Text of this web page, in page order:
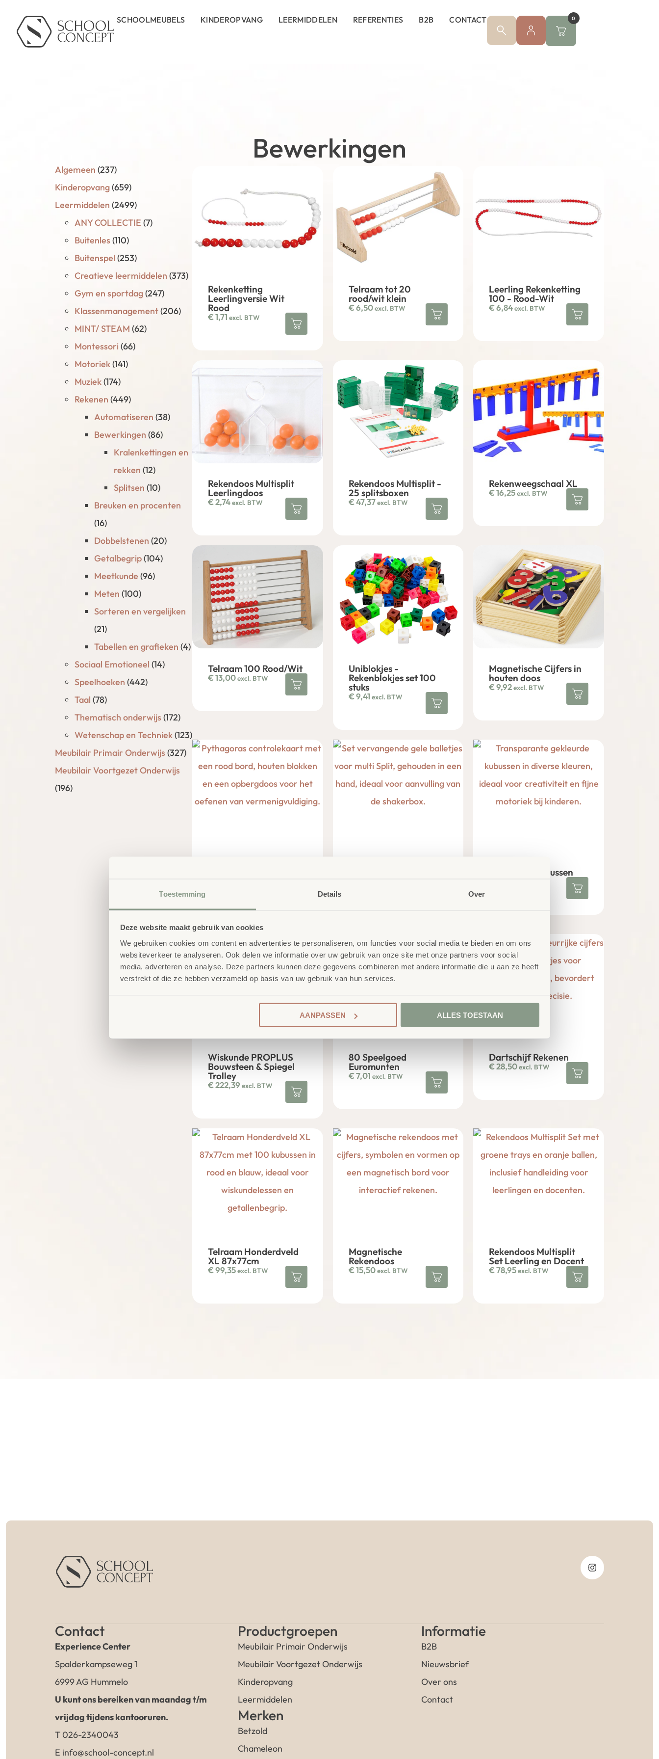
Toestemming Details Over
Deze website maakt gebruik van cookies
We gebruiken cookies om content en advertenties te personaliseren, om functies voor social media te bieden en om ons
websiteverkeer te analyseren. Ook delen we informatie over uw gebruik van onze site met onze partners voor social
media, adverteren en analyse. Deze partners kunnen deze gegevens combineren met andere informatie die u aan ze heeft
verstrekt of die ze hebben verzameld op basis van uw gebruik van hun services.
AANPASSEN ALLES TOESTAAN
SCHOOLMEUBELS KINDEROPVANG LEERMIDDELEN REFERENTIES B2B CONTACT 0
Bewerkingen
Algemeen (237)
Kinderopvang(659)
Leermiddelen (2499)
ANY COLLECTIE (7)
Buitenles(110)
Buitenspel (253)
Creatieve leermiddelen (373)
Gym en sportdag(247)
Klassenmanagement(206)
MINT/ STEAM (62)
Montessori(66)
Motoriek(141)
Muziek(174)
Rekenen (449)
Automatiseren (38)
Bewerkingen (86)
Kralenkettingen en
rekken (12)
Splitsen (10)
Breuken en procenten
(16)
Dobbelstenen (20)
Getalbegrip(104)
Meetkunde (96)
Meten (100)
Sorteren en vergelijken
(21)
Tabellen en grafieken (4)
Sociaal Emotioneel (14)
Speelhoeken (442)
Taal (78)
Thematisch onderwijs (172)
Wetenschap en Techniek(123)
Meubilair Primair Onderwijs (327)
Meubilair Voortgezet Onderwijs
(196)
Rekenketting
Leerlingversie Wit
Rood
€1,71 excl. BTW
Telraam tot 20
rood/wit klein
€6,50excl. BTW
Leerling Rekenketting
100 - Rood-Wit
€6,84excl. BTW
Rekendoos Multisplit
Leerlingdoos
€2,74excl. BTW
Rekendoos Multisplit -
25 splitsboxen
€47,37excl. BTW
Rekenweegschaal XL
€16,25excl. BTW
Telraam 100 Rood/Wit
€13,00excl. BTW
Uniblokjes -
Rekenblokjes set 100
stuks
€9,41 excl. BTW
Magnetische Cijfers in
houten doos
€9,92excl. BTW
Gekleurde Kubussen
Wiskunde PROPLUS
Bouwsteen & Spiegel
Trolley
€222,39 excl. BTW
80 Speelgoed
Euromunten
€7,01 excl. BTW
Dartschijf Rekenen
€28,50excl. BTW
Telraam Honderdveld
XL 87x77cm
€99,35excl. BTW
Magnetische
Rekendoos
€15,50excl. BTW
Rekendoos Multisplit
Set Leerling en Docent
€78,95excl. BTW
Contact
Experience Center
Spalderkampseweg 1
6999 AG Hummelo
U kunt ons bereiken van maandag t/m
vrijdag tijdens kantooruren.
T 026-2340043
E info@school-concept.nl
Productgroepen
Meubilair Primair Onderwijs
Meubilair Voortgezet Onderwijs
Kinderopvang
Leermiddelen
Merken
Betzold
Chameleon
Informatie
B2B
Nieuwsbrief
Over ons
Contact